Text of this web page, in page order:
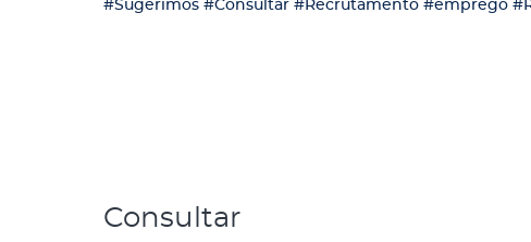
#Sugerimos #Consultar #Recrutamento #emprego
Consultar